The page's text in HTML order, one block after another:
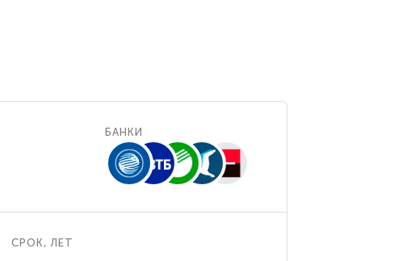
БАНКИ
СРОК, ЛЕТ